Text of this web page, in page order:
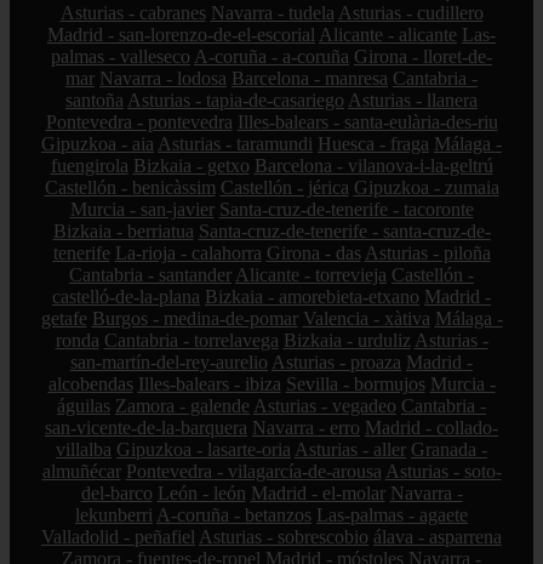
Asturias - cabranes Navarra - tudela Asturias - cudillero
Madrid - san-lorenzo-de-el-escorial Alicante - alicante Las-
palmas - valleseco A-coruña - a-coruña Girona - lloret-de-
mar Navarra - lodosa Barcelona - manresa Cantabria -
santoña Asturias - tapia-de-casariego Asturias - llanera
Pontevedra - pontevedra Illes-balears - santa-eulària-des-riu
Gipuzkoa - aia Asturias - taramundi Huesca - fraga Málaga -
fuengirola Bizkaia - getxo Barcelona - vilanova-i-la-geltrú
Castellón - benicàssim Castellón - jérica Gipuzkoa - zumaia
Murcia - san-javier Santa-cruz-de-tenerife - tacoronte
Bizkaia - berriatua Santa-cruz-de-tenerife - santa-cruz-de-
tenerife La-rioja - calahorra Girona - das Asturias - piloña
Cantabria - santander Alicante - torrevieja Castellón -
castelló-de-la-plana Bizkaia - amorebieta-etxano Madrid -
getafe Burgos - medina-de-pomar Valencia - xàtiva Málaga -
ronda Cantabria - torrelavega Bizkaia - urduliz Asturias -
san-martín-del-rey-aurelio Asturias - proaza Madrid -
alcobendas Illes-balears - ibiza Sevilla - bormujos Murcia -
águilas Zamora - galende Asturias - vegadeo Cantabria -
san-vicente-de-la-barquera Navarra - erro Madrid - collado-
villalba Gipuzkoa - lasarte-oria Asturias - aller Granada -
almuñécar Pontevedra - vilagarcía-de-arousa Asturias - soto-
del-barco León - león Madrid - el-molar Navarra -
lekunberri A-coruña - betanzos Las-palmas - agaete
Valladolid - peñafiel Asturias - sobrescobio álava - asparrena
Zamora - fuentes-de-ropel Madrid - móstoles Navarra -